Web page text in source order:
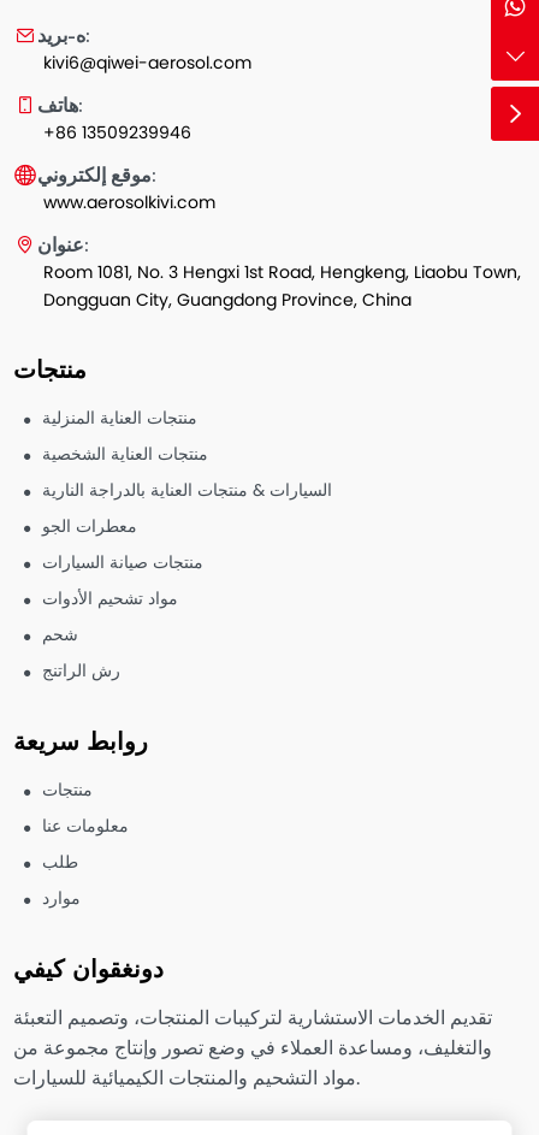
ه-بريد:
kivi6@qiwei-aerosol.com
هاتف:
+86 13509239946
موقع إلكتروني:
www.aerosolkivi.com
عنوان:
Room 1081, No. 3 Hengxi 1st Road, Hengkeng, Liaobu Town,
Dongguan City, Guangdong Province, China
منتجات
منتجات العناية المنزلية
منتجات العناية الشخصية
السيارات & منتجات العناية بالدراجة النارية
معطرات الجو
منتجات صيانة السيارات
مواد تشحيم الأدوات
شحم
رش الراتنج
روابط سريعة
منتجات
معلومات عنا
طلب
موارد
دونغقوان كيفي
تقديم الخدمات الاستشارية لتركيبات المنتجات، وتصميم التعبئة
والتغليف، ومساعدة العملاء في وضع تصور وإنتاج مجموعة من
مواد التشحيم والمنتجات الكيميائية للسيارات.